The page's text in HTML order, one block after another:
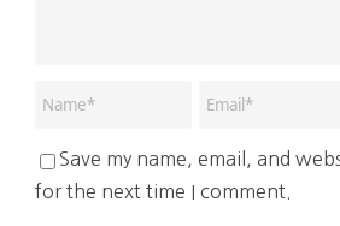
Save my name, email, and
for the next time I comment.